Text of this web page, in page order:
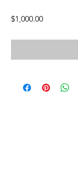
$1,000.00Precio